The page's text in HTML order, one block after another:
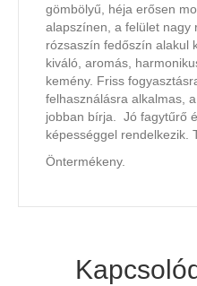
gömbölyű, héja erősen
alapszínen, a felület nagy
rózsaszín fedőszín alakul
kiváló, aromás,
kemény. Friss
felhasználásra alkalmas,
jobban bírja. Jó fagytűrő
képességgel rendelkezik.
Öntermékeny.